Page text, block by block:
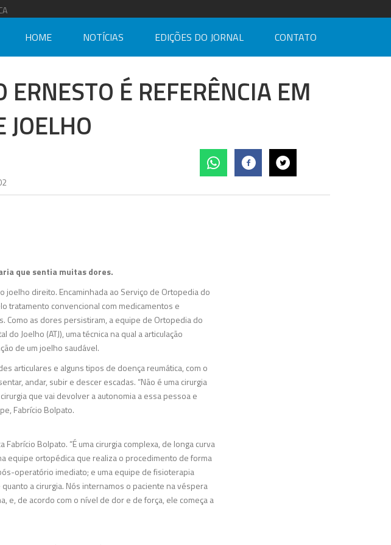
HOME NOTÍCIAS EDIÇÕES DO JORNAL CONTATO
É REFERÊNCIA EM
JOELHO
que sentia muitas dores.
joelho direito. Encaminhada ao Serviço de Ortopedia do
tratamento convencional com medicamentos e
Como as dores persistiram, a equipe de Ortopedia do
Joelho (ATJ), uma técnica na qual a articulação
de um joelho saudável.
articulares e alguns tipos de doença reumática, com o
andar, subir e descer escadas. “Não é uma cirurgia
que vai devolver a autonomia a essa pessoa e
Fabrício Bolpato.
Bolpato. “É uma cirurgia complexa, de longa curva
equipe ortopédica que realiza o procedimento de forma
operatório imediato; e uma equipe de fisioterapia
a cirurgia. Nós internamos o paciente na véspera
e, de acordo com o nível de dor e de força, ele começa a